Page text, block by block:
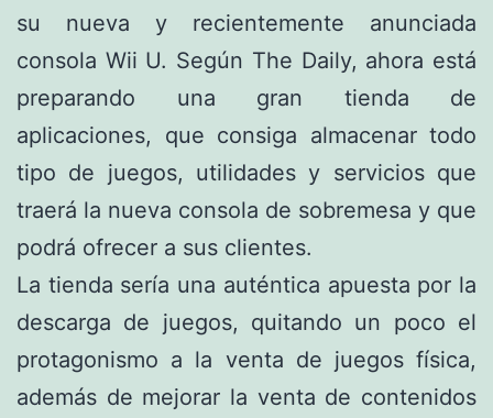
su nueva y recientemente anunciada
consola Wii U. Según The Daily, ahora está
preparando una gran tienda de
aplicaciones, que consiga almacenar todo
tipo de juegos, utilidades y servicios que
traerá la nueva consola de sobremesa y que
podrá ofrecer a sus clientes.
La tienda sería una auténtica apuesta por la
descarga de juegos, quitando un poco el
protagonismo a la venta de juegos física,
además de mejorar la venta de contenidos